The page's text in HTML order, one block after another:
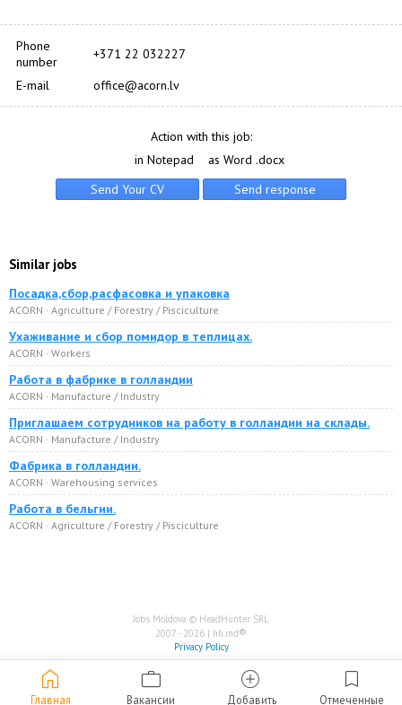
Phone
number
+371 22 032227
E-mail
office@acorn.lv
Action with this job:
in Notepad
as Word .docx
Similar jobs
Посадка,сбор,расфасовка и упаковка
ACORN · Agriculture / Forestry / Pisciculture
Ухаживание и сбор помидор в теплицах.
ACORN · Workers
Работа в фабрике в голландии
ACORN · Manufacture / Industry
Приглашаем сотрудников на работу в голландии на склады.
ACORN · Manufacture / Industry
Фабрика в голландии.
ACORN · Warehousing services
Работа в бельгии.
ACORN · Agriculture / Forestry / Pisciculture
home
Главная
work
Вакансии
add_circle
Добавить
bookmark
Отмеченные
Jobs Moldova © HeadHunter SRL
2007 - 2026 | hh.md®
Privacy Policy